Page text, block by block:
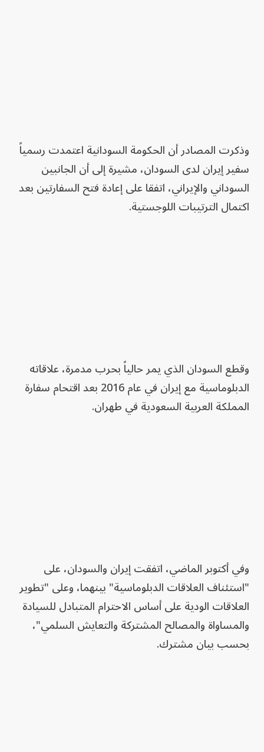
وذكرت المصادر أن الحكومة السودانية اعتمدت رسمياً
سفير إيران لدى السودان، مشيرة إلى أن الجانبين
السوداني والإيراني، اتفقا على إعادة فتح السفارتين بعد
اكتمال الترتيبات اللوجستية.
وقطع السودان الذي يمر حالياً بحرب مدمرة، علاقاته
الدبلوماسية مع إيران في عام 2016 بعد اقتحام سفارة
المملكة العربية السعودية في طهران.
وفي أكتوبر الماضي، اتفقت إيران والسودان، على
"استئناف العلاقات الدبلوماسية" بينهما، وعلى "تطوير
العلاقات الودية على أساس الاحترام المتبادل للسيادة
والمساواة والمصالح المشتركة والتعايش السلمي"،
بحسب بيان مشترك.